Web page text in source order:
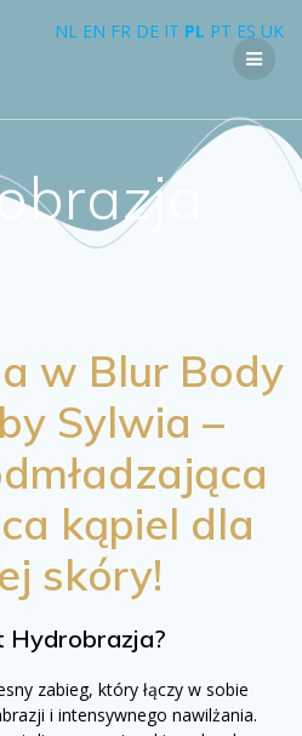
w Blur Body
Sylwia –
kąpiel dla
skóry!
Hydrobrazja?
zabieg, który łączy w sobie
i intensywnego nawilżania.
NL EN FR DE IT PL PT ES UK